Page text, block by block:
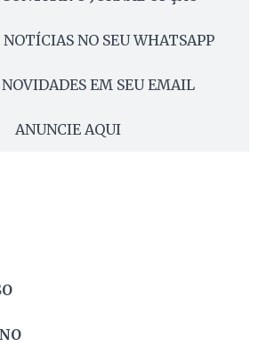
NOTÍCIAS NO SEU WHATSAPP
EM SEU EMAIL
ANUNCIE AQUI